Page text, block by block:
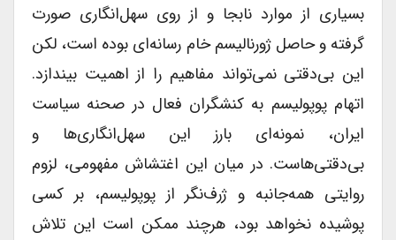
بسیاری از موارد نابجا و از روی سهل‌انگاری صورت
گرفته و حاصل ژورنالیسم خام رسانه‌ای بوده است، لکن
این بی‌دقتی نمی‌تواند مفاهیم را از اهمیت بیندازد.
اتهام پوپولیسم به کنشگران فعال در صحنه سیاست
ایران، نمونه‌ای بارز این سهل‌انگاری‌ها و
بی‌دقتی‌هاست. در میان این اغتشاش مفهومی، لزوم
روایتی همه‌جانبه و ژرف‌نگر از پوپولیسم، بر کسی
پوشیده نخواهد بود، هرچند ممکن است این تلاش